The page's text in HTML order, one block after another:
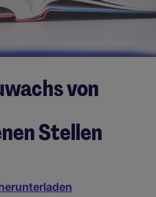
von
Stellen